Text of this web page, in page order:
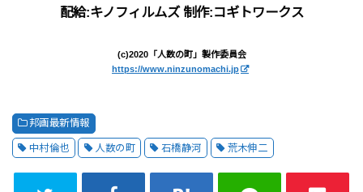
配給:キノフィルムズ 制作:コギトワークス
(c)2020「人数の町」製作委員会
https://www.ninzunomachi.jp
邦画最新情報
中村倫也 人数の町 石橋静河 荒木伸二